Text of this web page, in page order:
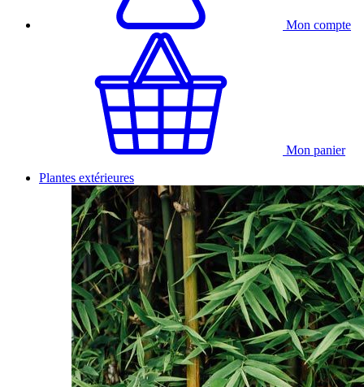
Mon compte
Mon panier
Plantes extérieures